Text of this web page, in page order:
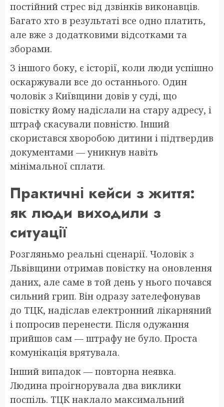
постійний стрес від дзвінків виконавців.
Багато хто в результаті все одно платить,
але вже з додатковими відсотками та
зборами.
З іншого боку, є історії, коли люди успішно
оскаржували все до останнього. Один
чоловік з Київщини довів у суді, що
повістку йому надіслали на стару адресу, і
штраф скасували повністю. Інший
скористався хворобою дитини і підтвердив
документами — уникнув навіть
мінімальної сплати.
Практичні кейси з життя:
як люди виходили з
ситуації
Розгляньмо реальні сценарії. Чоловік з
Львівщини отримав повістку на оновлення
даних, але саме в той день у нього почався
сильний грип. Він одразу зателефонував
до ТЦК, надіслав електронний лікарняний
і попросив перенести. Після одужання
прийшов сам — штрафу не було. Проста
комунікація врятувала.
Інший випадок — повторна неявка.
Людина проігнорувала два виклики
поспіль. ТЦК наклало максимальний